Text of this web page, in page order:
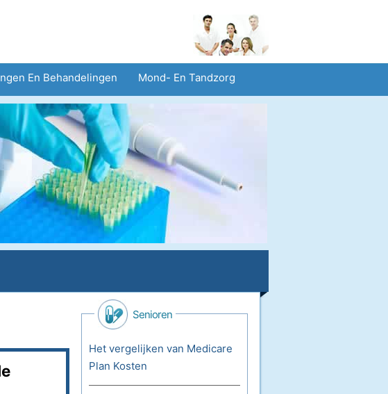
En Behandelingen Mond- En Tandzorg
Volksgezondheid En Veiligheid
Senioren
Het vergelijken van Medicare
Plan Kosten